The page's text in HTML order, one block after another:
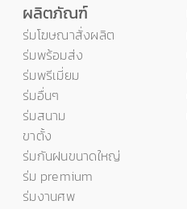
ผลิตภัณฑ์
ร่มโฆษณาสั่งผลิต
ร่มพร้อมส่ง
ร่มพรีเมี่ยม
ร่มอื่นๆ
ร่มสนาม
ขาตั้ง
ร่มกันฝนขนาดใหญ่
ร่ม premium
ร่มงานศพ